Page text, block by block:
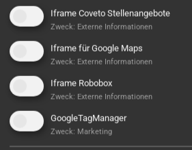
CNC Center Northeim GmbH
Iframe Coveto Stellenangebote
Zweck: Externe Informationen
Iframe für Google Maps
Zweck: Externe Informationen
Iframe Robobox
Zweck: Externe Informationen
GoogleTagManager
Zweck: Marketing